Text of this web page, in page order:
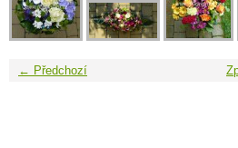
← Předchozí